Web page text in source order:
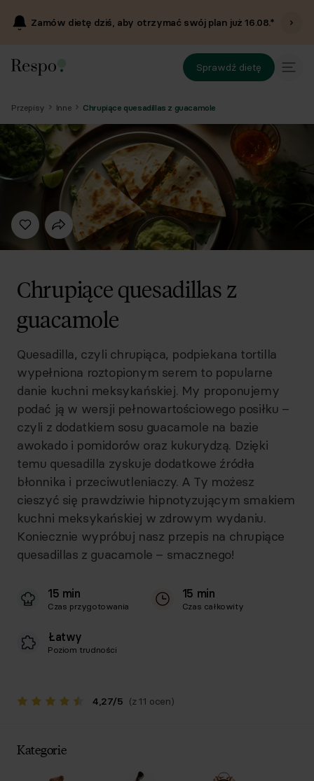
Zamów dietę dziś, aby otrzymać swój plan już16.08.*
Sprawdź dietę
Przepisy Inne Chrupiące quesadillas z guacamole
Chrupiące quesadillas z
guacamole
Quesadilla, czyli chrupiąca, podpiekana tortilla
wypełniona roztopionym serem to popularne
danie kuchni meksykańskiej. My proponujemy
podać ją w wersji pełnowartościowego posiłku –
czyli z dodatkiem sosu guacamole na bazie
awokado i pomidorów oraz kukurydzą. Dzięki
temu quesadilla zyskuje dodatkowe źródła
błonnika i przeciwutleniaczy. A Ty możesz
cieszyć się prawdziwie hipnotyzującym smakiem
kuchni meksykańskiej w zdrowym wydaniu.
Koniecznie wypróbuj nasz przepis na chrupiące
quesadillas z guacamole – smacznego!
15 min
Czas przygotowania
15 min
Czas całkowity
Łatwy
Poziom trudności
4,27/5 (z 11 ocen)
Kategorie